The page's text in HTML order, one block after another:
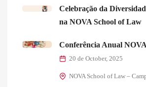
Celebração da
na NOVA School of Law
Conferência Anual
20 de October, 2025
NOVA School of Law –